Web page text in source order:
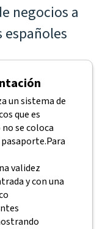
negocios a
un sistema de
que es
se coloca
Para
validez
y con una